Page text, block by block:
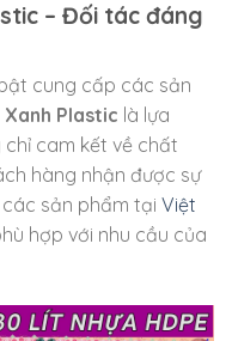
– Đối tác đáng
cung cấp các sản
Plastic là lựa
cam kết về chất
hàng nhận được sự
sản phẩm tại Việt
hợp với nhu cầu của